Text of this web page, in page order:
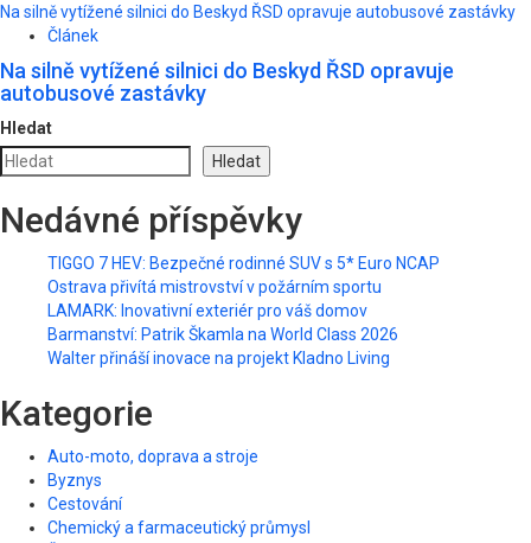
Na silně vytížené silnici do Beskyd ŘSD opravuje autobusové zastávky
Článek
Na silně vytížené silnici do Beskyd ŘSD opravuje
autobusové zastávky
Hledat
Hledat
Nedávné příspěvky
TIGGO 7 HEV: Bezpečné rodinné SUV s 5* Euro NCAP
Ostrava přivítá mistrovství v požárním sportu
LAMARK: Inovativní exteriér pro váš domov
Barmanství: Patrik Škamla na World Class 2026
Walter přináší inovace na projekt Kladno Living
Kategorie
Auto-moto, doprava a stroje
Byznys
Cestování
Chemický a farmaceutický průmysl